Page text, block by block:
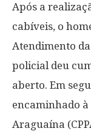
Após a
cabíveis, o
Atendimento
policial deu
aberto. Em
encaminhado à
Araguaína